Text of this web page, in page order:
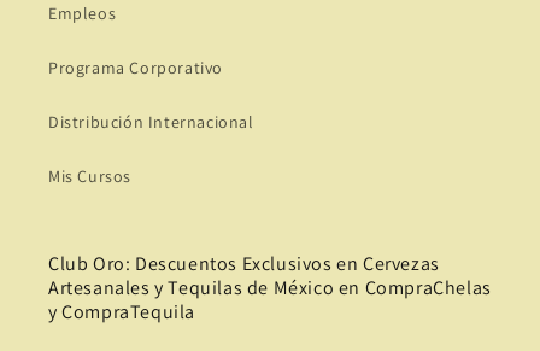
Empleos
Programa Corporativo
Distribución Internacional
Mis Cursos
Club Oro: Descuentos Exclusivos en Cervezas
Artesanales y Tequilas de México en CompraChelas
y CompraTequila